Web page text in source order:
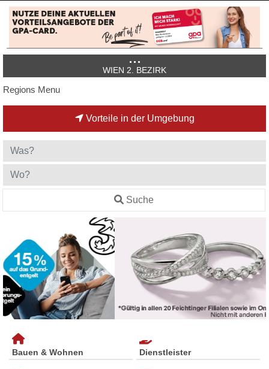
WIEN 2. BEZIRK
Regions Menu
Vorteile in der Umgebung
Suche
Bauen & Wohnen Dienstleister